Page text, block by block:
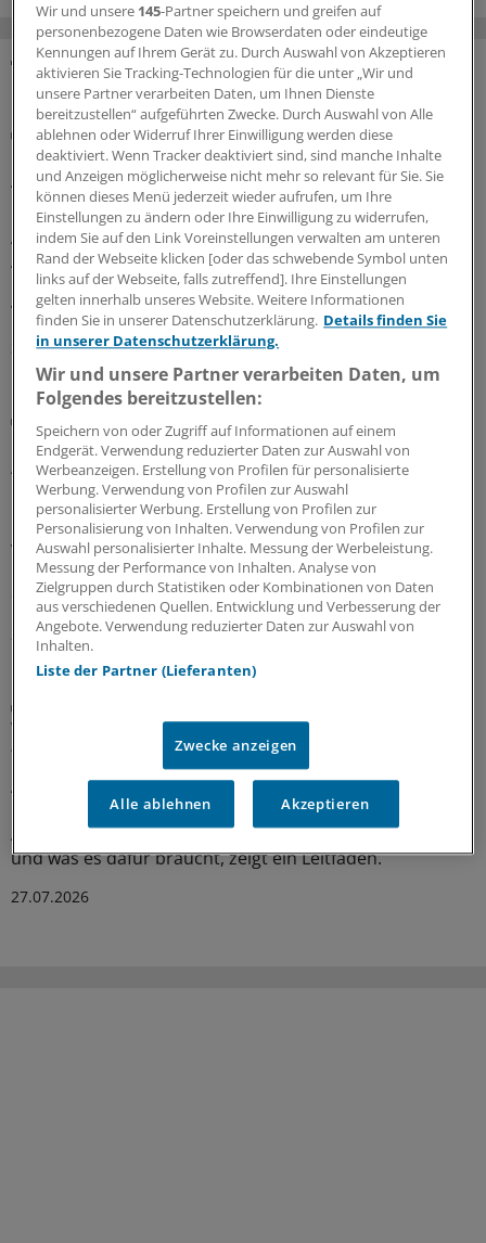
MEHR ZUM THEMA
Gesundheitsbezogene Testlogos
Bundesgerichtshof zu Focus-Ärztesiegeln: Für
Ärzterankings gelten strenge Maßstäbe
Der Bundesgerichtshof verschärft Anforderungen an
Ärztesiegel: Focus-Auszeichnungen müssten
Aussagekraft und Grenzen des Rankings klar erkennen
lassen. Ein OLG muss nun erneut prüfen, ob Irreführung
vorliegt.
30.07.2026
Urteil: Kein Maulkorb für Ärzte wegen
Äußerungen zu COVID-Pandemie
Das Berufsobergericht für Heilberufe Berlin kippt den
Rügebescheid einer Ärztekammer, die einem Arzt
vorwirft, er habe die Gefährlichkeit der Corona-
Pandemie unrichtig und verharmlosend dargestellt und
damit seine Berufspflichten verletzt.
27.07.2026
Wie Delegation in der Rheumatologie
funktionieren kann
Ärztliche Aufgaben zu delegieren, ist in den meisten
rheumatologischen Praxen längst Standard. Wie
Ärztinnen und Ärzte Delegation implementieren können
und was es dafür braucht, zeigt ein Leitfaden.
27.07.2026
Wir und unsere 145-Partner speichern und greifen auf
personenbezogene Daten wie Browserdaten oder eindeutige
Kennungen auf Ihrem Gerät zu. Durch Auswahl von Akzeptieren
aktivieren Sie Tracking-Technologien für die unter „Wir und
unsere Partner verarbeiten Daten, um Ihnen Dienste
bereitzustellen“ aufgeführten Zwecke. Durch Auswahl von Alle
ablehnen oder Widerruf Ihrer Einwilligung werden diese
deaktiviert. Wenn Tracker deaktiviert sind, sind manche Inhalte
und Anzeigen möglicherweise nicht mehr so relevant für Sie. Sie
können dieses Menü jederzeit wieder aufrufen, um Ihre
Einstellungen zu ändern oder Ihre Einwilligung zu widerrufen,
indem Sie auf den Link Voreinstellungen verwalten am unteren
Rand der Webseite klicken [oder das schwebende Symbol unten
links auf der Webseite, falls zutreffend]. Ihre Einstellungen
gelten innerhalb unseres Website. Weitere Informationen
finden Sie in unserer Datenschutzerklärung. Details finden Sie
in unserer Datenschutzerklärung.
Wir und unsere Partner verarbeiten Daten, um
Folgendes bereitzustellen:
Speichern von oder Zugriff auf Informationen auf einem
Endgerät. Verwendung reduzierter Daten zur Auswahl von
Werbeanzeigen. Erstellung von Profilen für personalisierte
Werbung. Verwendung von Profilen zur Auswahl
personalisierter Werbung. Erstellung von Profilen zur
Personalisierung von Inhalten. Verwendung von Profilen zur
Auswahl personalisierter Inhalte. Messung der Werbeleistung.
Messung der Performance von Inhalten. Analyse von
Zielgruppen durch Statistiken oder Kombinationen von Daten
aus verschiedenen Quellen. Entwicklung und Verbesserung der
Angebote. Verwendung reduzierter Daten zur Auswahl von
Inhalten.
Liste der Partner (Lieferanten)
Zwecke anzeigen
Alle ablehnen Akzeptieren